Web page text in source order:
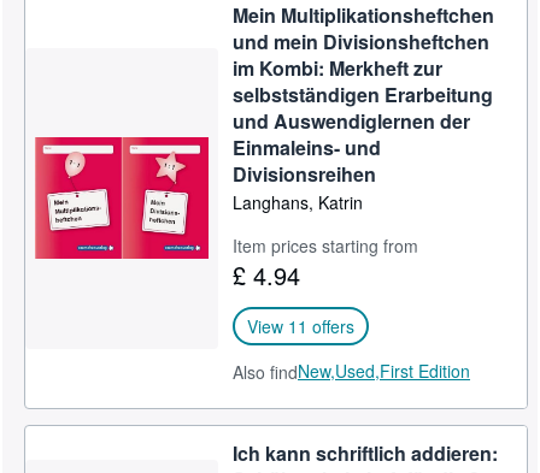
Mein Multiplikationsheftchen
und mein Divisionsheftchen
im Kombi: Merkheft zur
selbstständigen Erarbeitung
und Auswendiglernen der
Einmaleins- und
Divisionsreihen
Langhans, Katrin
Item prices starting from
£ 4.94
View 11 offers
Also findNew,Used,First Edition
Ich kann schriftlich addieren: